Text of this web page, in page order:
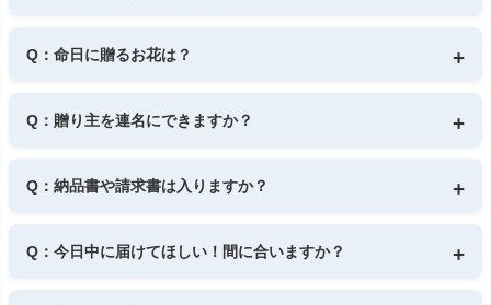
お供え花を贈ると丁寧な印象になります。
Q：命日に贈るお花は？
年数が経っていれば、故人の好きだったお花を選ぶのも良いで
しょう。
Q：贈り主を連名にできますか？
お名前をご入力ください。
ご夫婦連名や家族連名にも対応しています。
Q：納品書や請求書は入りますか？
てご利用ください。
Q：今日中に届けてほしい！間に合いますか？